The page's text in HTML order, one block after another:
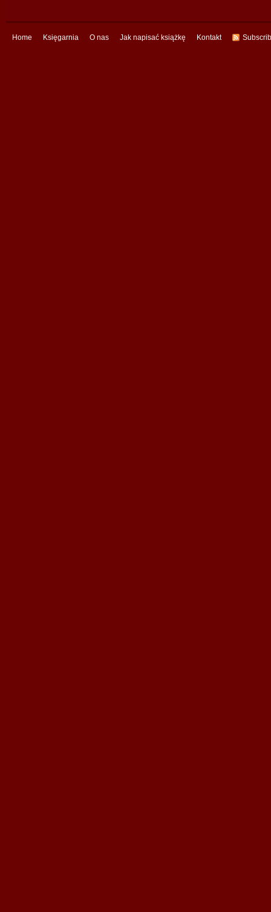
Home Księgarnia O nas Jak napisać książkę Kontakt